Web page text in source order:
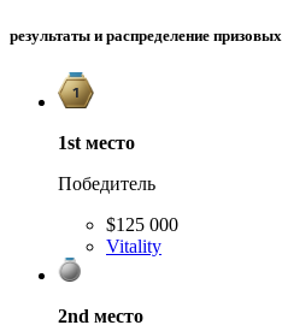
результаты и распределение призовых
1st место
Победитель
$125 000
Vitality
2nd место